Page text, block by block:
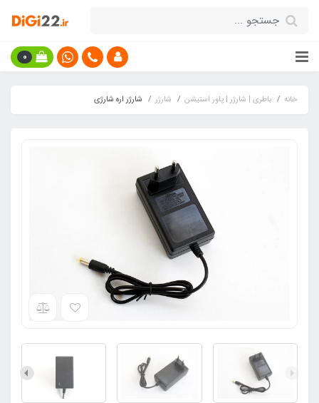
0
خانه باطری | شارژر | پاور استیشن شارژر شارژر اره شارژی